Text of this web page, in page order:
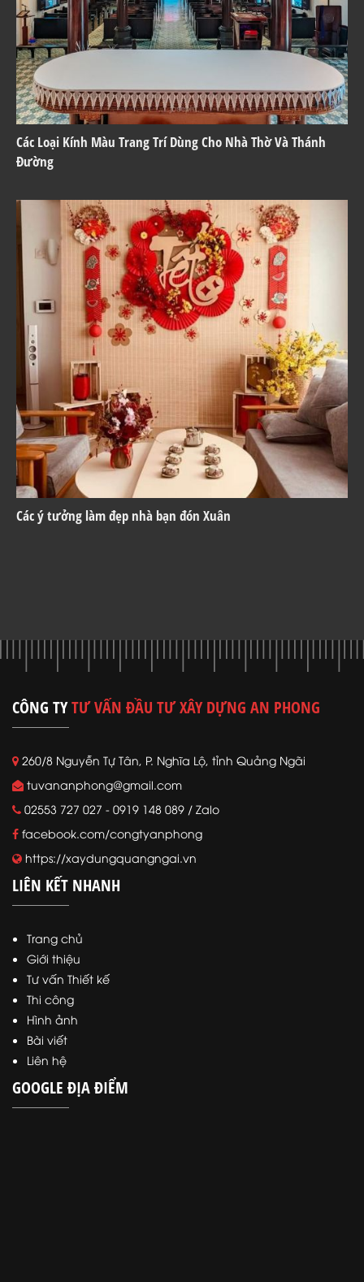
Các Loại Kính Màu Trang Trí Dùng Cho Nhà Thờ Và Thánh
Đường
Các ý tưởng làm đẹp nhà bạn đón Xuân
CÔNG TYTƯ VẤN ĐẦU TƯ XÂY DỰNG AN PHONG
260/8 Nguyễn Tự Tân, P. Nghĩa Lộ, tỉnh Quảng Ngãi
tuvananphong@gmail.com
02553 727 027 - 0919 148 089 / Zalo
facebook.com/congtyanphong
https://xaydungquangngai.vn
LIÊN KẾT NHANH
Trang chủ
Giới thiệu
Tư vấn Thiết kế
Thi công
Hình ảnh
Bài viết
Liên hệ
GOOGLE ĐỊA ĐIỂM